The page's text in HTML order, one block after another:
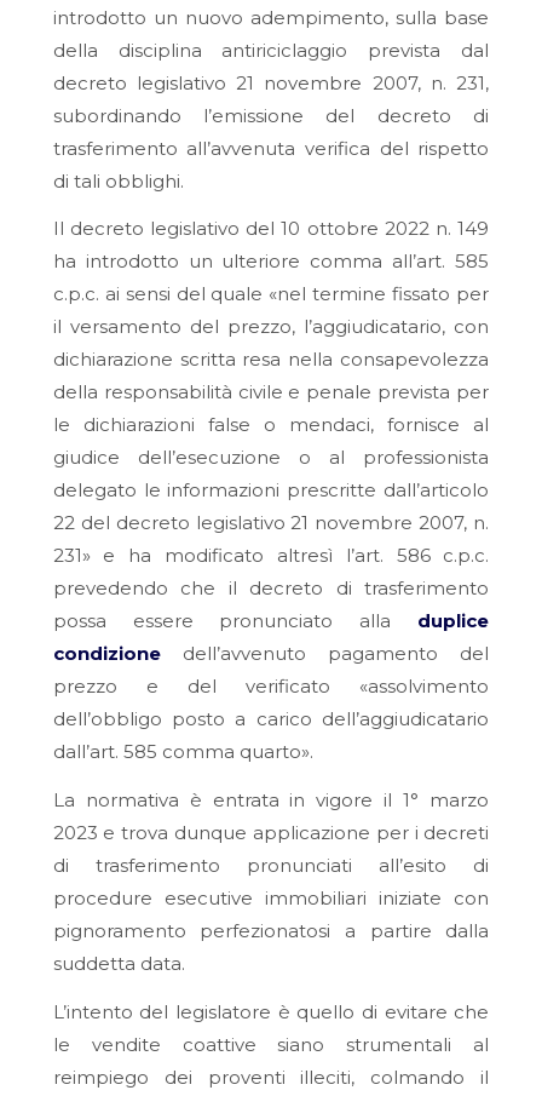
introdotto un nuovo adempimento, sulla base
della disciplina antiriciclaggio prevista dal
decreto legislativo 21 novembre 2007, n. 231,
subordinando l’emissione del decreto di
trasferimento all’avvenuta verifica del rispetto
di tali obblighi.
Il decreto legislativo del 10 ottobre 2022 n. 149
ha introdotto un ulteriore comma all’art. 585
c.p.c. ai sensi del quale «nel termine fissato per
il versamento del prezzo, l’aggiudicatario, con
dichiarazione scritta resa nella consapevolezza
della responsabilità civile e penale prevista per
le dichiarazioni false o mendaci, fornisce al
giudice dell’esecuzione o al professionista
delegato le informazioni prescritte dall’articolo
22 del decreto legislativo 21 novembre 2007, n.
231» e ha modificato altresì l’art. 586 c.p.c.
prevedendo che il decreto di trasferimento
possa essere pronunciato alla duplice
condizionedell’avvenuto pagamento del
prezzo e del verificato «assolvimento
dell’obbligo posto a carico dell’aggiudicatario
dall’art. 585 comma quarto».
La normativa è entrata in vigore il 1° marzo
2023 e trova dunque applicazione per i decreti
di trasferimento pronunciati all’esito di
procedure esecutive immobiliari iniziate con
pignoramento perfezionatosi a partire dalla
suddetta data.
L’intento del legislatore è quello di evitare che
le vendite coattive siano strumentali al
reimpiego dei proventi illeciti, colmando il